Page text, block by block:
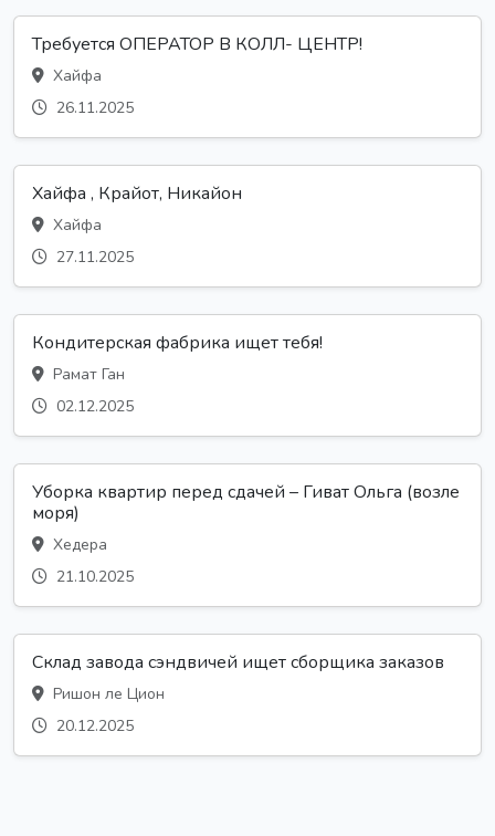
Требуется ОПЕРАТОР В КОЛЛ- ЦЕНТР!
Хайфа
26.11.2025
Хайфа , Крайот, Никайон
Хайфа
27.11.2025
Кондитерская фабрика ищет тебя!
Рамат Ган
02.12.2025
Уборка квартир перед сдачей – Гиват Ольга (возле
моря)
Хедера
21.10.2025
Склад завода сэндвичей ищет сборщика заказов
Ришон ле Цион
20.12.2025